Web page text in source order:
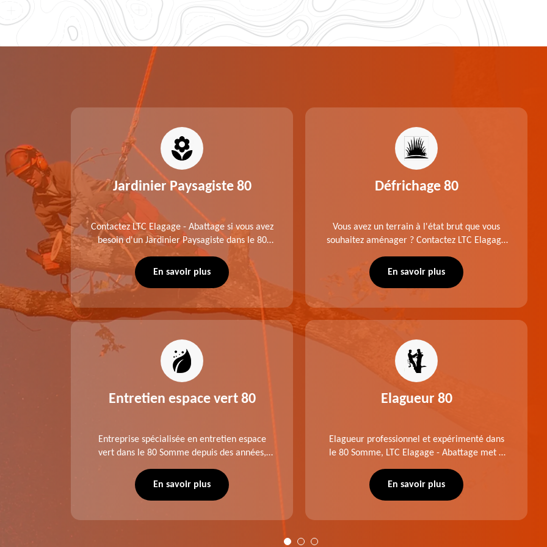
fait
jardinier
.
des
80
,
dans
Jardinier Paysagiste 80
Contactez LTC Elagage - Abattage si vous avez
besoin d'un Jardinier Paysagiste dans le 80
Somme. Chaque intervention est exécutée
selon les normes en vigueur. Découvrez un
extérieur exceptionnel grâce à notre équipe.
En savoir plus
Entretien espace vert 80
Entreprise spécialisée en entretien espace
vert dans le 80 Somme depuis des années,
d'élagage, d'abattage d'arbres, de
dessouchage et autre. Devis offert.
En savoir plus
Défrichage 80
Vous avez un terrain à l'état brut que vous
souhaitez aménager ? Contactez LTC Elagage
80 Somme. Travail suivant les règles de l'art.
En savoir plus
Elagueur 80
Elagueur professionnel et expérimenté dans
le 80 Somme, LTC Elagage - Abattage met à
notre intervention, votre espace vert sera
En savoir plus